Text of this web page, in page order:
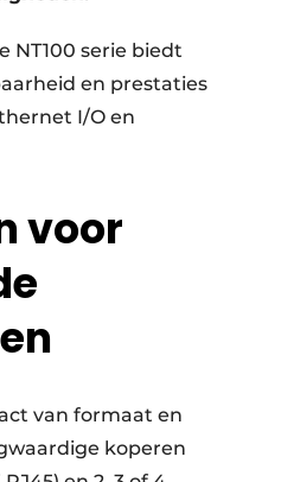
NT100 serie biedt
en prestaties
I/O en
voor
van formaat en
koperen